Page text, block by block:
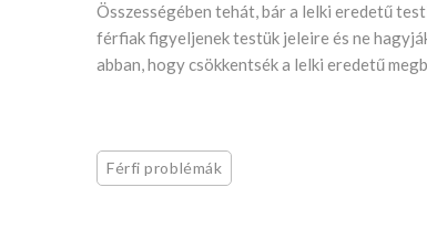
Összességében tehát, bár a lelki eredetű
férfiak figyeljenek testük jeleire és ne
abban, hogy csökkentsék a lelki eredetű
Férfi problémák